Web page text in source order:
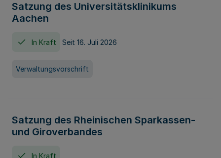
Satzung des Universitätsklinikums
Aachen
In Kraft Seit 16. Juli 2026
Verwaltungsvorschrift
Satzung des Rheinischen Sparkassen-
und Giroverbandes
In Kraft